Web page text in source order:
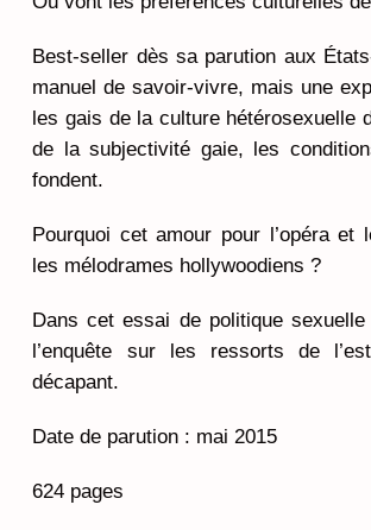
Best-seller dès sa parution aux
manuel de savoir-vivre, mais une
les gais de la culture hétérosexuelle
de la subjectivité gaie, les
fondent.
Pourquoi cet amour pour l’opéra
les mélodrames hollywoodiens ?
Dans cet essai de politique
l’enquête sur les ressorts de
décapant.
Date de parution : mai 2015
624 pages